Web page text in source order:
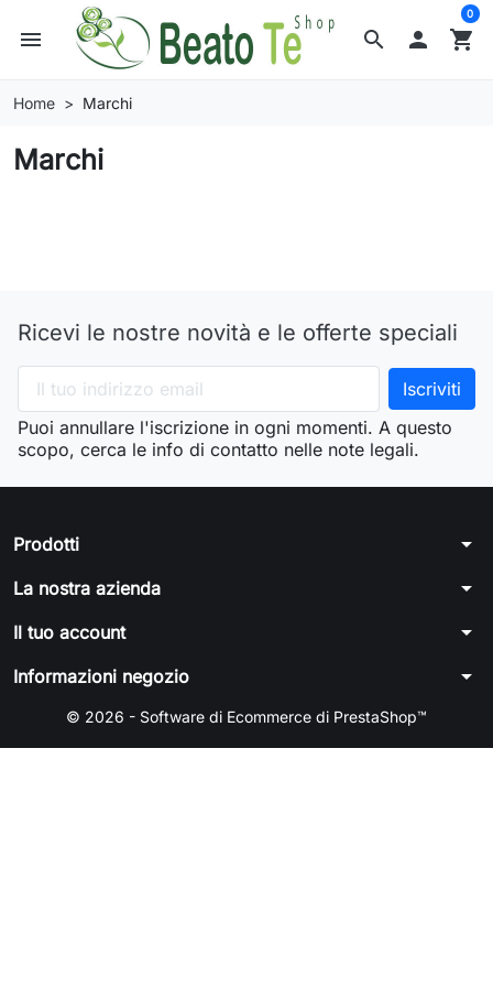
search
menu  shopping_cart
0
Home Marchi
Marchi
Ricevi le nostre novità e le offerte speciali
Puoi annullare l'iscrizione in ogni momenti. A questo
scopo, cerca le info di contatto nelle note legali.
Prodotti arrow_drop_down
La nostra azienda arrow_drop_down
Il tuo account arrow_drop_down
Informazioni negozio arrow_drop_down
© 2026 - Software di Ecommerce di PrestaShop™